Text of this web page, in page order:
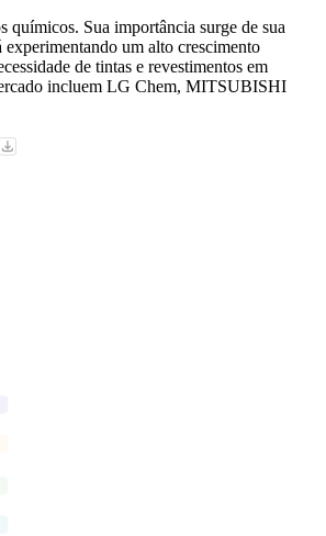
químicos. Sua importância surge de sua
experimentando um alto crescimento
de tintas e revestimentos em
incluem LG Chem, MITSUBISHI